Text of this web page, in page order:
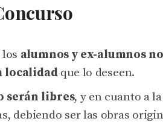
alumnos y ex-alumnos
localidadque lo deseen.
serán libres, y en cuanto a
debiendo ser las obras